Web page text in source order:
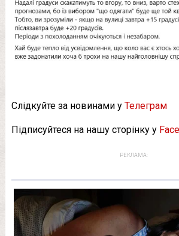
Слідкуйте за новинами у Телеграм
Підписуйтеся на нашу сторінку у
РЕКЛАМА: